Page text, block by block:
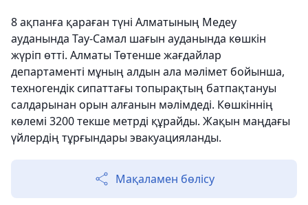
8 ақпанға қараған түні Алматының Медеу
ауданында Тау-Самал шағын ауданында көшкін
жүріп өтті. Алматы Төтенше жағдайлар
департаменті мұның алдын ала мәлімет бойынша,
техногендік сипаттағы топырақтың батпақтануы
салдарынан орын алғанын мәлімдеді. Көшкіннің
көлемі 3200 текше метрді құрайды. Жақын маңдағы
үйлердің тұрғындары эвакуацияланды.
Мақаламен бөлісу